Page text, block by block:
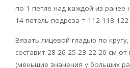
по 1 петле над каждой из ранее
14 петель подреза = 112-118-
Вязать лицевой гладью по
составит 28-26-25-23-22-20 см
(меньшие значения у больших